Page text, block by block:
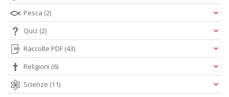
Pesca (2)
Quiz (2)
Raccolte PDF (43)
Religioni (6)
Scienze (11)